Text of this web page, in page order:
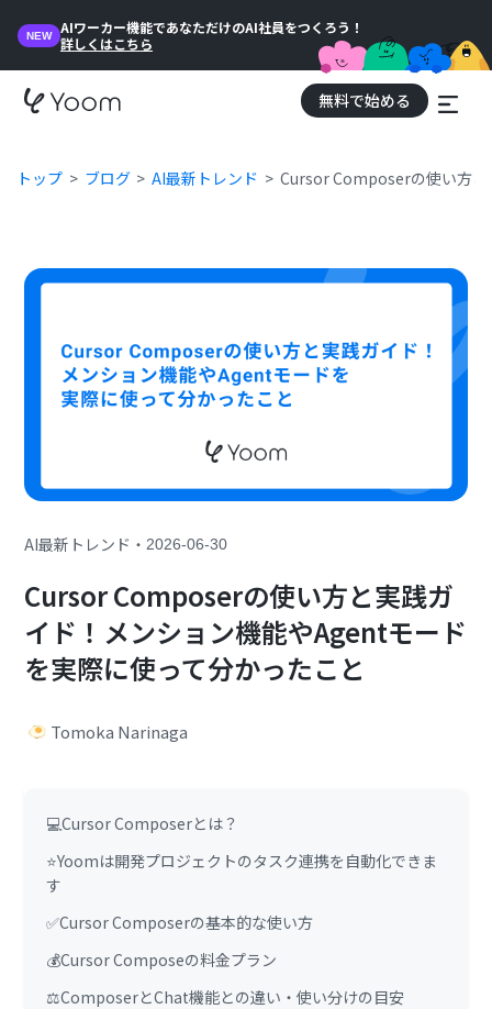
NEW
AIワーカー機能であなただけのAI社員をつくろう！
詳しくはこちら
無料で始める
トップ ブログ AI最新トレンド Cursor Composerの使い方と
AI最新トレンド ・2026-06-30
Cursor Composerの使い方と実践ガ
イド！メンション機能やAgentモード
を実際に使って分かったこと
Tomoka Narinaga
💻Cursor Composerとは？
⭐Yoomは開発プロジェクトのタスク連携を自動化できま
す
✅Cursor Composerの基本的な使い方
💰Cursor Composeの料金プラン
⚖️ComposerとChat機能との違い・使い分けの目安